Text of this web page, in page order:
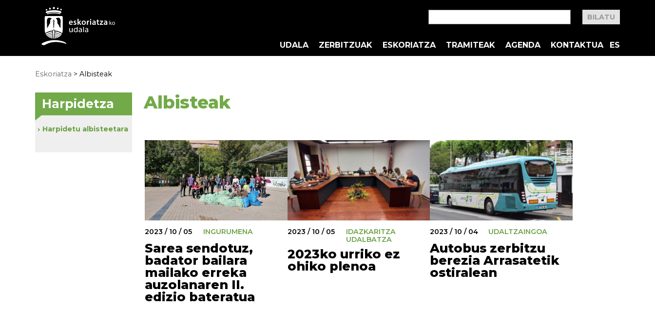
UDALA ZERBITZUAK ESKORIATZA TRAMITEAK AGENDA KONTAKTUA ES
Eskoriatza > Albisteak
Albisteak
2023 / 10 / 05 INGURUMENA
Sarea sendotuz,
badator bailara
mailako erreka
auzolanaren II.
edizio bateratua
2023 / 10 / 05
IDAZKARITZA
UDALBATZA
2023ko urriko ez
ohiko plenoa
2023 / 10 / 04 UDALTZAINGOA
Autobus zerbitzu
berezia Arrasatetik
ostiralean
Harpidetza
Harpidetu albisteetara